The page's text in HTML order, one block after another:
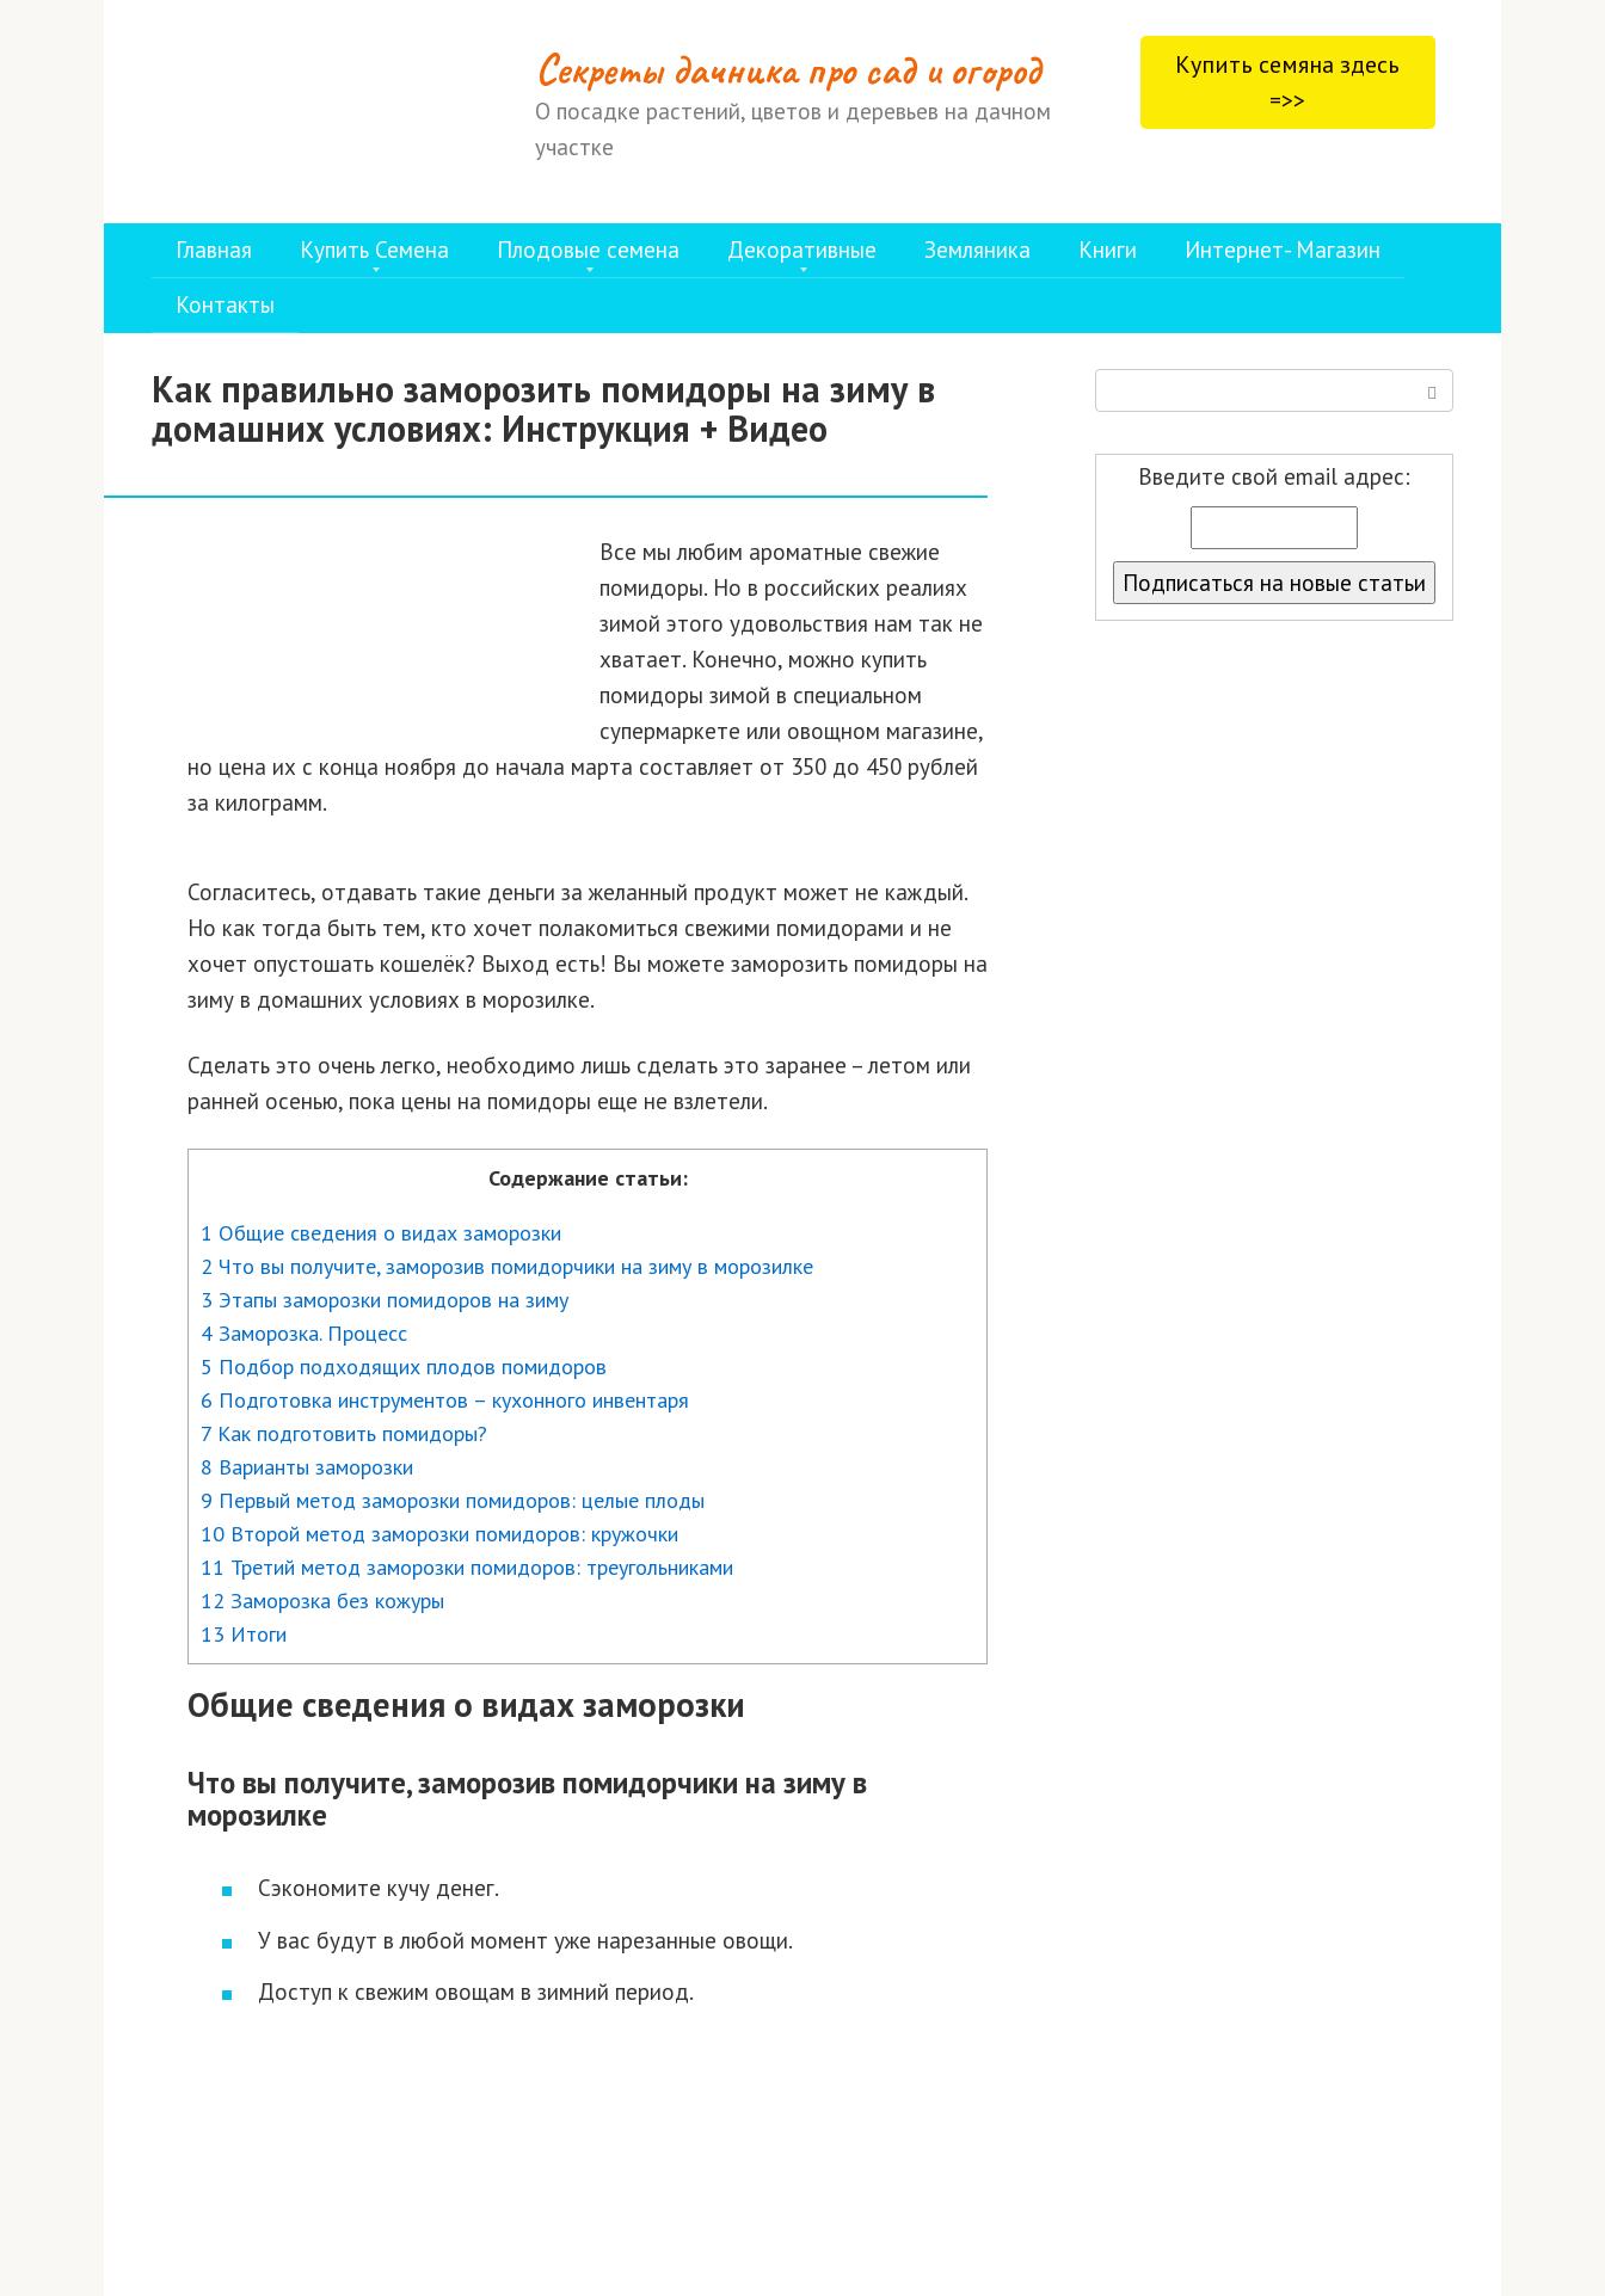
Cекреты дачника про сад и огород
О посадке растений, цветов и деревьев на дачном
участке
Купить семяна здесь
=>>
Главная Купить Семена Плодовые семена Декоративные Земляника Книги
Интернет- Магазин
Контакты
Как правильно заморозить помидоры на зиму в
домашних условиях: Инструкция + Видео
Все мы любим ароматные свежие
помидоры. Но в российских реалиях
зимой этого удовольствия нам так не
хватает. Конечно, можно купить
помидоры зимой в специальном
супермаркете или овощном магазине,
но цена их с конца ноября до начала марта составляет от 350 до 450 рублей
за килограмм.
Согласитесь, отдавать такие деньги за желанный продукт может не каждый.
Но как тогда быть тем, кто хочет полакомиться свежими помидорами и не
хочет опустошать кошелёк? Выход есть! Вы можете заморозить помидоры на
зиму в домашних условиях в морозилке.
Сделать это очень легко, необходимо лишь сделать это заранее – летом или
ранней осенью, пока цены на помидоры еще не взлетели.
Содержание статьи:
1 Общие сведения о видах заморозки
2 Что вы получите, заморозив помидорчики на зиму в морозилке
3 Этапы заморозки помидоров на зиму
4 Заморозка. Процесс
5 Подбор подходящих плодов помидоров
6 Подготовка инструментов – кухонного инвентаря
7 Как подготовить помидоры?
8 Варианты заморозки
9 Первый метод заморозки помидоров: целые плоды
10 Второй метод заморозки помидоров: кружочки
11 Третий метод заморозки помидоров: треугольниками
12 Заморозка без кожуры
13 Итоги
Общие сведения о видах заморозки
Что вы получите, заморозив помидорчики на зиму в
морозилке
Сэкономите кучу денег.
У вас будут в любой момент уже нарезанные овощи.
Доступ к свежим овощам в зимний период.
Введите свой email адрес: